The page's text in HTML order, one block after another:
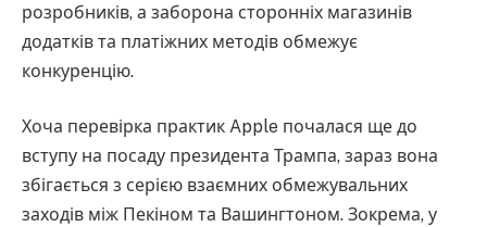
розробників, а заборона сторонніх магазинів
додатків та платіжних методів обмежує
конкуренцію.
Хоча перевірка практик Apple почалася ще до
вступу на посаду президента Трампа, зараз вона
збігається з серією взаємних обмежувальних
заходів між Пекіном та Вашингтоном. Зокрема, у